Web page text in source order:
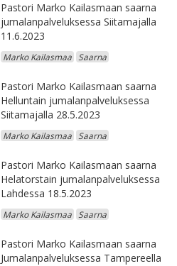
Pastori Marko Kailasmaan saarna
jumalanpalveluksessa Siitamajalla
11.6.2023
Marko Kailasmaa Saarna
Pastori Marko Kailasmaan saarna
Helluntain jumalanpalveluksessa
Siitamajalla 28.5.2023
Marko Kailasmaa Saarna
Pastori Marko Kailasmaan saarna
Helatorstain jumalanpalveluksessa
Lahdessa 18.5.2023
Marko Kailasmaa Saarna
Pastori Marko Kailasmaan saarna
Jumalanpalveluksessa Tampereella